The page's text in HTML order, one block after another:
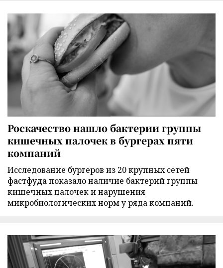
Роскачество нашло бактерии группы
кишечных палочек в бургерах пяти
компаний
Исследование бургеров из 20 крупных сетей
фастфуда показало наличие бактерий группы
кишечных палочек и нарушения
микробиологических норм у ряда компаний.